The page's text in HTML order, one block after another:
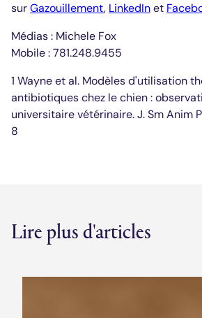
surGazouillement, LinkedInet
Médias : Michele Fox
Mobile : 781.248.9455
1 Wayne et al. Modèles d'utilisation
antibiotiques chez le chien :
universitaire vétérinaire. J. Sm Anim
8
Lire plus d'articles